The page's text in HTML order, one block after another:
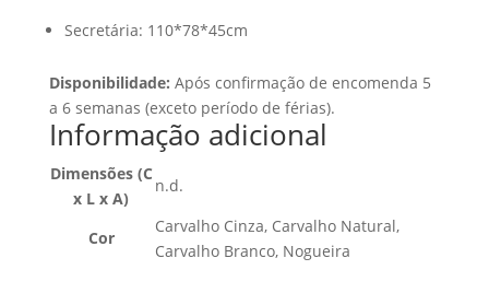
Secretária: 110*78*45cm
Disponibilidade: Após confirmação de encomenda 5
a 6 semanas (exceto período de férias).
Informação adicional
Dimensões (C
x L x A)
n.d.
Cor
Carvalho Cinza, Carvalho Natural,
Carvalho Branco, Nogueira